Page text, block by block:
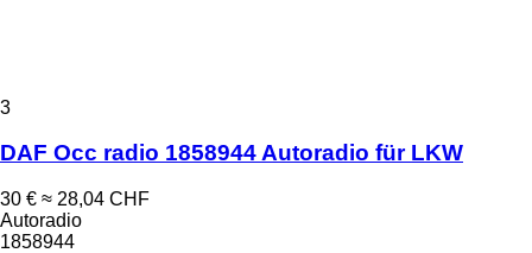
3
DAF Occ radio 1858944 Autoradio für LKW
30 € ≈ 28,04 CHF
Autoradio
1858944